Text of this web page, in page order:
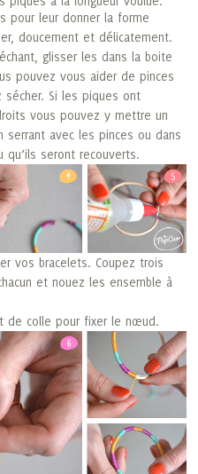
pour leur donner la forme
doucement et délicatement.
glisser les dans la boite
pouvez vous aider de pinces
sécher. Si les piques ont
vous pouvez y mettre un
avec les pinces ou dans
qu’ils seront recouverts.
vos bracelets. Coupez trois
et nouez les ensemble à
de colle pour fixer le nœud.